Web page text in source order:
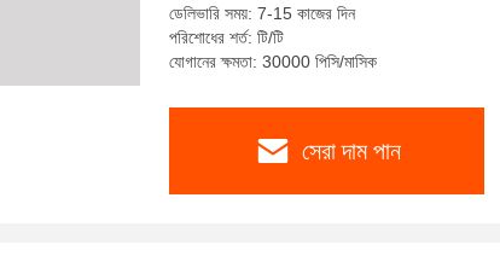
ডেলিভারি সময়: 7-15 কাজের দিন
পরিশোধের শর্ত: টি/টি
যোগানের ক্ষমতা: 30000 পিসি/মাসিক
সেরা দাম পান